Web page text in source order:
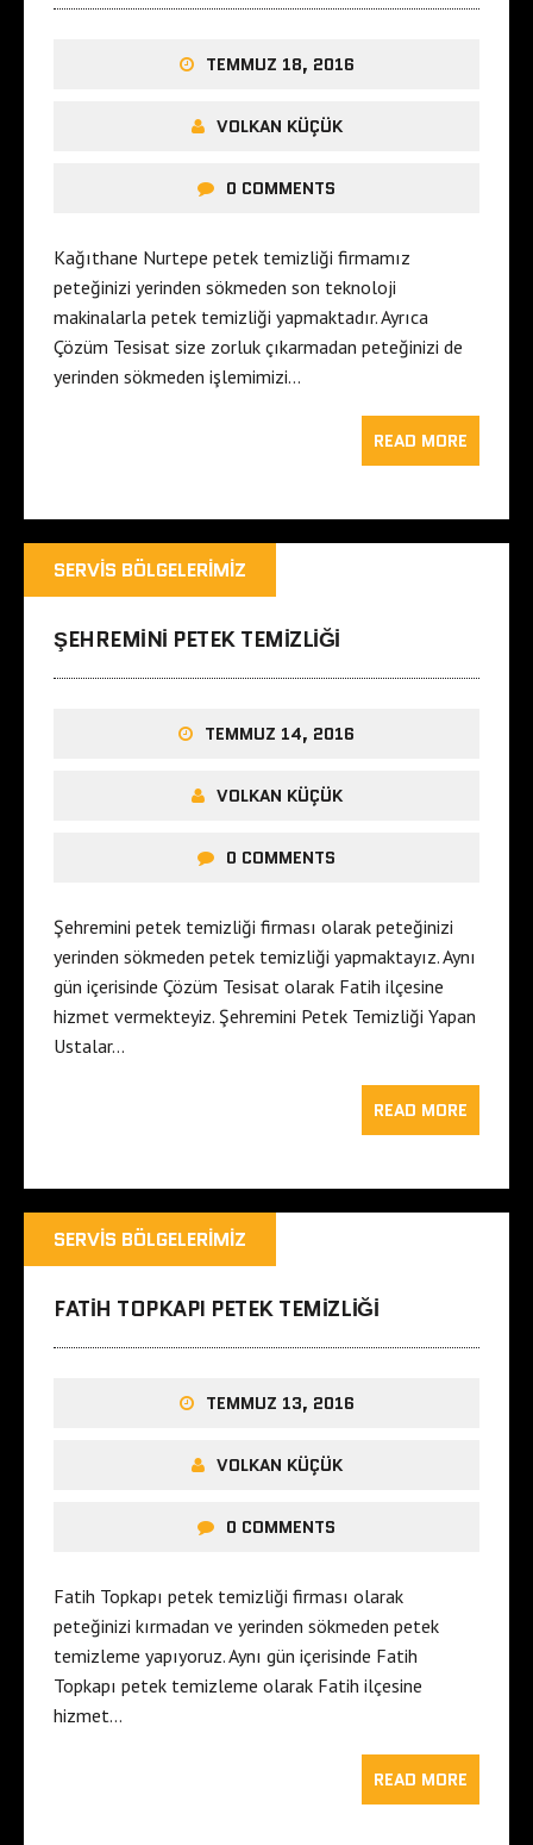
TEMMUZ 18, 2016
VOLKAN KÜÇÜK
0 COMMENTS
Kağıthane Nurtepe petek temizliği firmamız
peteğinizi yerinden sökmeden son teknoloji
makinalarla petek temizliği yapmaktadır. Ayrıca
Çözüm Tesisat size zorluk çıkarmadan peteğinizi de
yerinden sökmeden işlemimizi…
READ MORE
SERVIS BÖLGELERIMIZ
ŞEHREMINI PETEK TEMIZLIĞI
TEMMUZ 14, 2016
VOLKAN KÜÇÜK
0 COMMENTS
Şehremini petek temizliği firması olarak peteğinizi
yerinden sökmeden petek temizliği yapmaktayız. Aynı
gün içerisinde Çözüm Tesisat olarak Fatih ilçesine
hizmet vermekteyiz. Şehremini Petek Temizliği Yapan
Ustalar…
READ MORE
SERVIS BÖLGELERIMIZ
FATIH TOPKAPI PETEK TEMIZLIĞI
TEMMUZ 13, 2016
VOLKAN KÜÇÜK
0 COMMENTS
Fatih Topkapı petek temizliği firması olarak
peteğinizi kırmadan ve yerinden sökmeden petek
temizleme yapıyoruz. Aynı gün içerisinde Fatih
Topkapı petek temizleme olarak Fatih ilçesine
hizmet…
READ MORE